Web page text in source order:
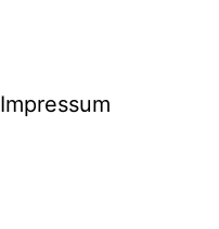
Impressum